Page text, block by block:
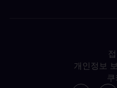
개인정보